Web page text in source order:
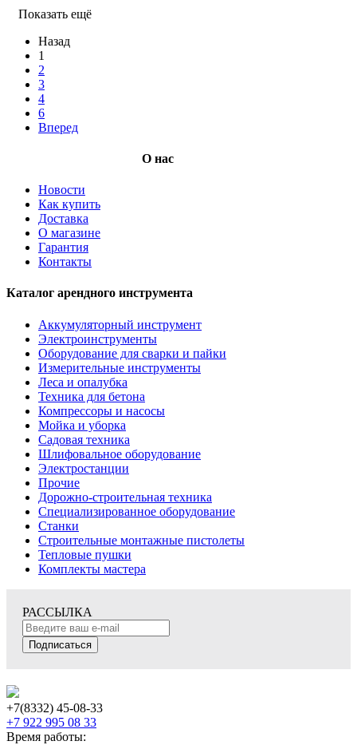
Показать ещё
Назад
1
2
3
4
6
Вперед
О нас
Новости
Как купить
Доставка
О магазине
Гарантия
Контакты
Каталог арендного инструмента
Аккумуляторный инструмент
Электроинструменты
Оборудование для сварки и пайки
Измерительные инструменты
Леса и опалубка
Техника для бетона
Компрессоры и насосы
Мойка и уборка
Садовая техника
Шлифовальное оборудование
Электростанции
Прочие
Дорожно-строительная техника
Специализированное оборудование
Станки
Строительные монтажные пистолеты
Тепловые пушки
Комплекты мастера
РАССЫЛКА
Подписаться
+7(8332) 45-08-33
+7 922 995 08 33
Время работы: